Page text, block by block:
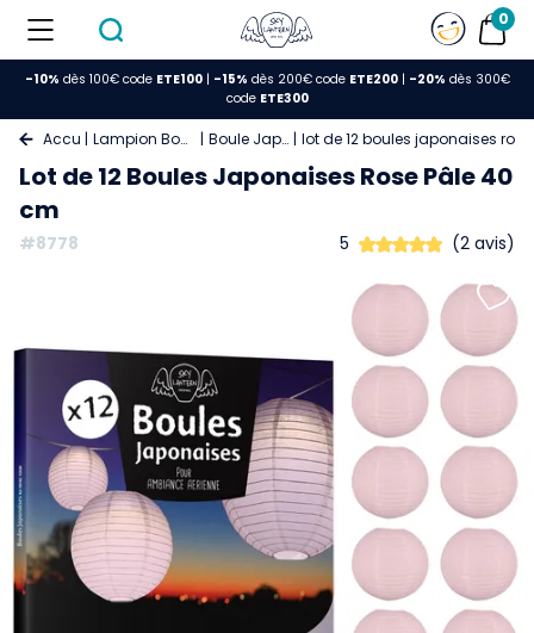
0
-10% dès 100€ code ETE100| -15% dès 200€ code ETE200| -20% dès 300€
code ETE300
Accueil Lampion Boule Papier Boule Japonaise lot de 12 boules japonaises
Lot de 12 Boules Japonaises Rose Pâle 40
cm
#8778 5 (2 avis)